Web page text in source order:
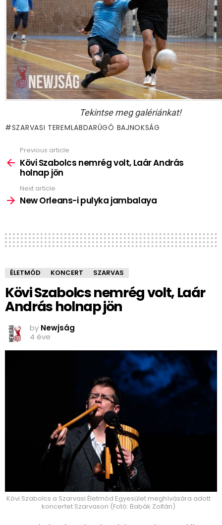
Tekintse meg galériánkat!
SZARVASI TEREMLABDARÚGÓ BAJNOKSÁG
more
Previous article
Kövi Szabolcs nemrég volt, Laár András
holnap jön
Next article
New Orleans-i pulyka jambalaya
ÉLETMÓD KONCERT SZARVAS
Kövi Szabolcs nemrég volt, Laár
András holnap jön
by Newjság
4 éve
Kövi Szabolcs a Szarvasi Életmód Egyesület meghívására adott
koncertet Szarvason (Fotó: Babák Zoltán)